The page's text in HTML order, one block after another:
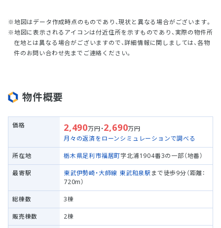
地図はデータ作成時点のものであり、現状と異なる場合がございます。
地図に表示されるアイコンは付近住所を示すものであり、実際の物件所
在地とは異なる場合がございますので、詳細情報に関しましては、各物
件のお問い合わせ先までご連絡ください。
物件概要
価格 2,490万円・2,690万円
月々の返済をローンシミュレーションで調べる
所在地 栃木県足利市福居町字北浦1904番3の一部（地番）
最寄駅 東武伊勢崎・大師線 東武和泉駅 まで徒歩9分（距離：
720m）
総棟数 3棟
販売棟数 2棟